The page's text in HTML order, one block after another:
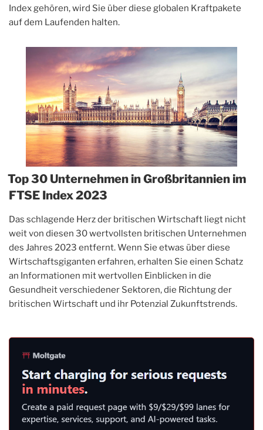
Index gehören, wird Sie über diese globalen Kraftpakete
auf dem Laufenden halten.
Top 30 Unternehmen in Großbritannien im
FTSE Index 2023
Das schlagende Herz der britischen Wirtschaft liegt nicht
weit von diesen 30 wertvollsten britischen Unternehmen
des Jahres 2023 entfernt. Wenn Sie etwas über diese
Wirtschaftsgiganten erfahren, erhalten Sie einen Schatz
an Informationen mit wertvollen Einblicken in die
Gesundheit verschiedener Sektoren, die Richtung der
britischen Wirtschaft und ihr Potenzial Zukunftstrends.